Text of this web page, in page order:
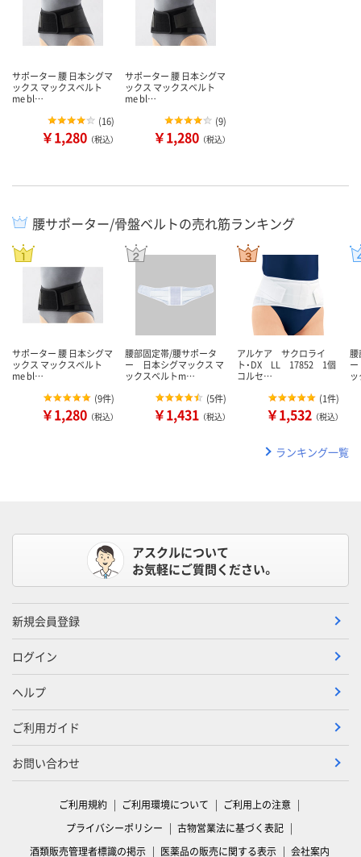
サポーター 腰 日本シグマ
ックス マックスベルト
me bl…
(16)
￥1,280 （税込）
サポーター 腰 日本シグマ
ックス マックスベルト
me bl…
(9)
￥1,280 （税込）
腰サポーター/骨盤ベルトの売れ筋ランキング
サポーター 腰 日本シグマ
ックス マックスベルト
me bl…
(9件)
￥1,280 （税込）
腰部固定帯/腰サポータ
ー 日本シグマックス マ
ックスベルトm…
(5件)
￥1,431 （税込）
アルケア サクロライ
ト・DX LL 17852 1個
コルセ…
(1件)
￥1,532 （税込）
腰
ランキング一覧
アスクルについて
お気軽にご質問ください。
新規会員登録
ログイン
ヘルプ
ご利用ガイド
お問い合わせ
ご利用規約 ご利用環境について
ご利用上の注意
プライバシーポリシー
古物営業法に基づく表記
酒類販売管理者標識の掲示
医薬品の販売に関する表示 会社案内